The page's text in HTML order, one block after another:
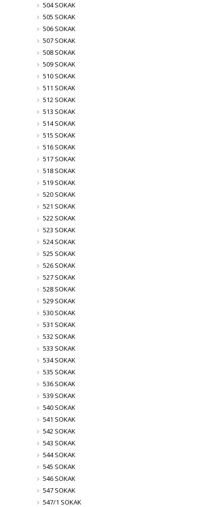
504 SOKAK
505 SOKAK
506 SOKAK
507 SOKAK
508 SOKAK
509 SOKAK
510 SOKAK
511 SOKAK
512 SOKAK
513 SOKAK
514 SOKAK
515 SOKAK
516 SOKAK
517 SOKAK
518 SOKAK
519 SOKAK
520 SOKAK
521 SOKAK
522 SOKAK
523 SOKAK
524 SOKAK
525 SOKAK
526 SOKAK
527 SOKAK
528 SOKAK
529 SOKAK
530 SOKAK
531 SOKAK
532 SOKAK
533 SOKAK
534 SOKAK
535 SOKAK
536 SOKAK
539 SOKAK
540 SOKAK
541 SOKAK
542 SOKAK
543 SOKAK
544 SOKAK
545 SOKAK
546 SOKAK
547 SOKAK
547/1 SOKAK